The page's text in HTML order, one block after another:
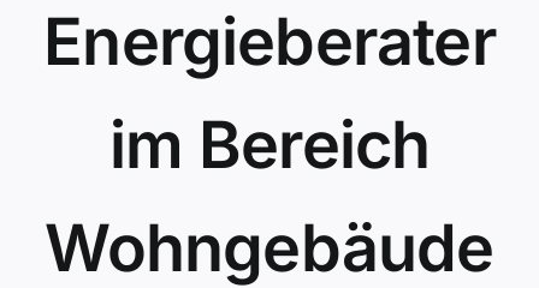
Energieberater
im Bereich
Wohngebäude